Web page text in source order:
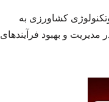
کشاورزی به
و بهبود فرآیندهای